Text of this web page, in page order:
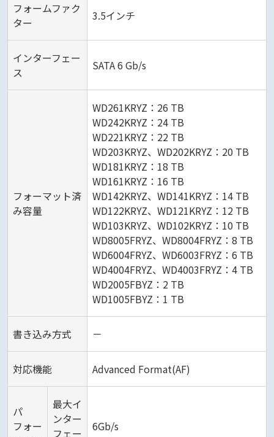
フォームファク
ター
3.5インチ
インターフェー
ス
SATA 6 Gb/s
フォーマット済
み容量
WD261KRYZ：26 TB
WD242KRYZ：24 TB
WD221KRYZ：22 TB
WD203KRYZ、WD202KRYZ：20 TB
WD181KRYZ：18 TB
WD161KRYZ：16 TB
WD142KRYZ、WD141KRYZ：14 TB
WD122KRYZ、WD121KRYZ：12 TB
WD103KRYZ、WD102KRYZ：10 TB
WD8005FRYZ、WD8004FRYZ：8 TB
WD6004FRYZ、WD6003FRYZ：6 TB
WD4004FRYZ、WD4003FRYZ：4 TB
WD2005FBYZ：2 TB
WD1005FBYZ：1 TB
書き込み方式 －
対応機能 Advanced Format(AF)
パ
フォー
最大イ
ンター
フェー
6Gb/s